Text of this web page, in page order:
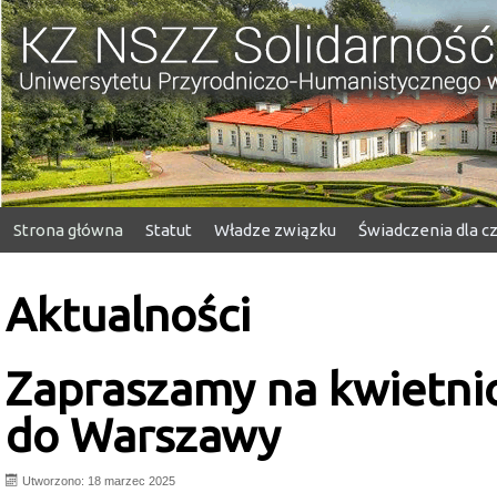
KZ NSZZ Solidarność
Strona główna Statut Władze związku Świadczenia dla
Aktualności
Zapraszamy na
do Warszawy
Utworzono: 18 marzec 2025